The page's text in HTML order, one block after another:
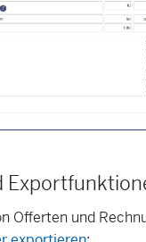
Offerten und